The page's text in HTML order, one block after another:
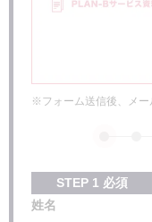
※フォーム送信後、メー
STEP 1 必須
姓名